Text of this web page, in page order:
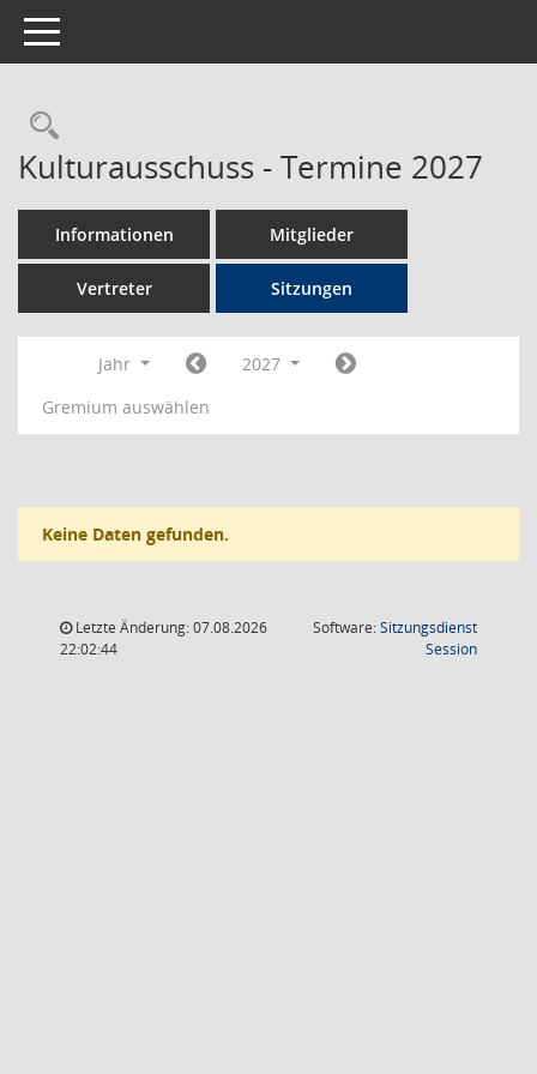
Toggle navigation
Rechercheauswahl
Kulturausschuss - Termine 2027
Informationen Mitglieder
Vertreter Sitzungen
Jahr
2027
Gremium auswählen
Keine Daten gefunden.
Letzte Änderung: 07.08.2026
22:02:44
Software:Sitzungsdienst
Session(Wird in